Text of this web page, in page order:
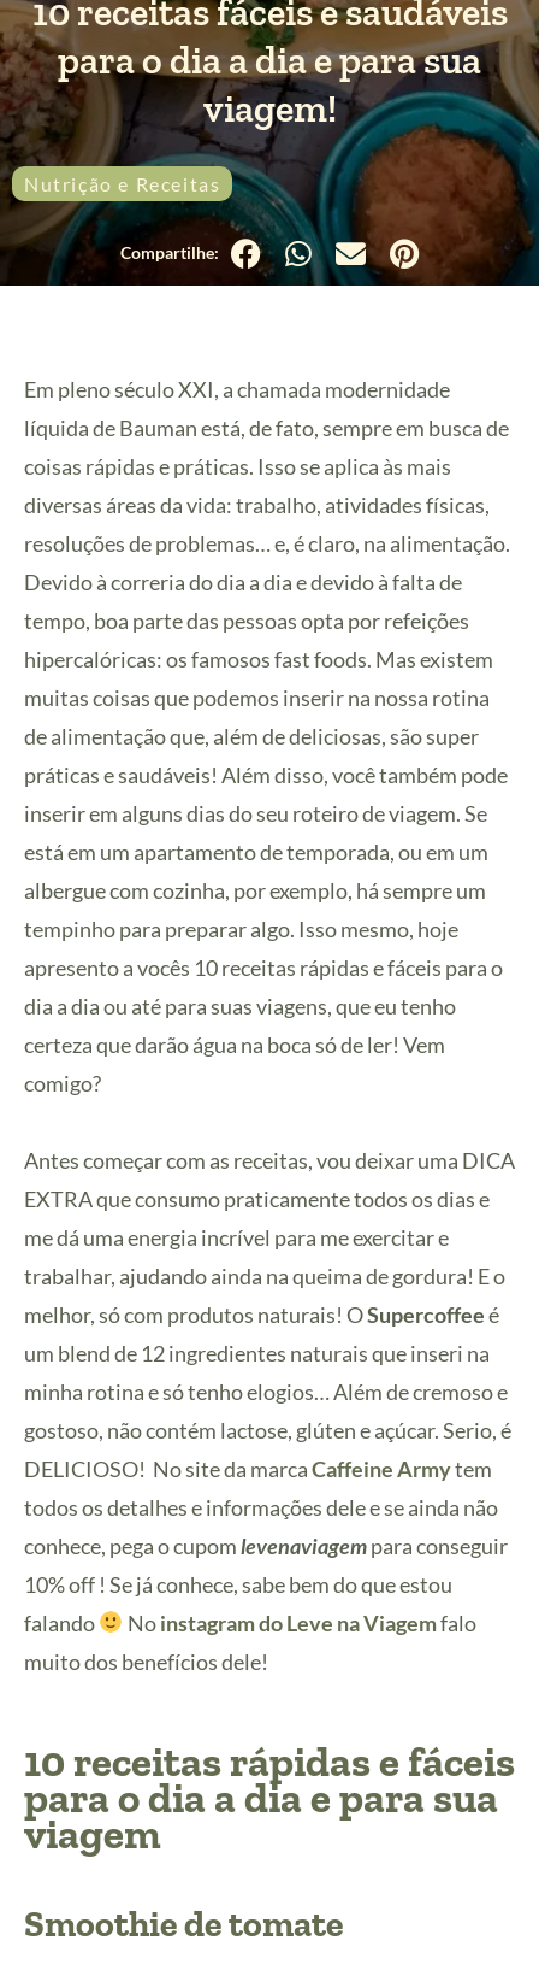
10 receitas fáceis e saudáveis
para o dia a dia e para sua
viagem!
Nutrição e Receitas
Em pleno século XXI, a chamada modernidade
líquida de Bauman está, de fato, sempre em busca de
coisas rápidas e práticas. Isso se aplica às mais
diversas áreas da vida: trabalho, atividades físicas,
resoluções de problemas… e, é claro, na alimentação.
Devido à correria do dia a dia e devido à falta de
tempo, boa parte das pessoas opta por refeições
hipercalóricas: os famosos fast foods. Mas existem
muitas coisas que podemos inserir na nossa rotina
de alimentação que, além de deliciosas, são super
práticas e saudáveis! Além disso, você também pode
inserir em alguns dias do seu roteiro de viagem. Se
está em um apartamento de temporada, ou em um
albergue com cozinha, por exemplo, há sempre um
tempinho para preparar algo. Isso mesmo, hoje
apresento a vocês 10 receitas rápidas e fáceis para o
dia a dia ou até para suas viagens, que eu tenho
certeza que darão água na boca só de ler! Vem
comigo?
Antes começar com as receitas, vou deixar uma DICA
EXTRA que consumo praticamente todos os dias e
me dá uma energia incrível para me exercitar e
trabalhar, ajudando ainda na queima de gordura! E o
melhor, só com produtos naturais! OSupercoffeeé
um blend de 12 ingredientes naturais que inseri na
minha rotina e só tenho elogios… Além de cremoso e
gostoso, não contém lactose, glúten e açúcar. Serio, é
DELICIOSO! No site da marcaCaffeine Armytem
todos os detalhes e informações dele e se ainda não
conhece, pega o cupomlevenaviagempara conseguir
10% off ! Se já conhece, sabe bem do que estou
falando
Noinstagram do Leve na Viagemfalo
muito dos benefícios dele!
10 receitas rápidas e fáceis
para o dia a dia e para sua
viagem
Smoothie de tomate